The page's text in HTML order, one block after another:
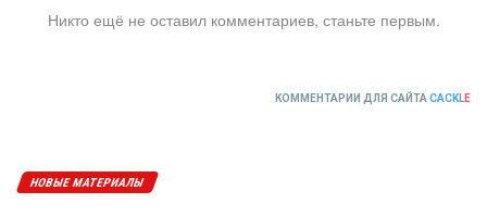
Никто ещё не оставил комментариев, станьте первым.
КОММЕНТАРИИ ДЛЯ САЙТА CACKLE
НОВЫЕ МАТЕРИАЛЫ